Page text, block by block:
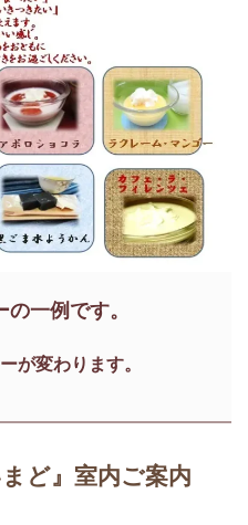
一例です。
が変わります。
ど』室内ご案内